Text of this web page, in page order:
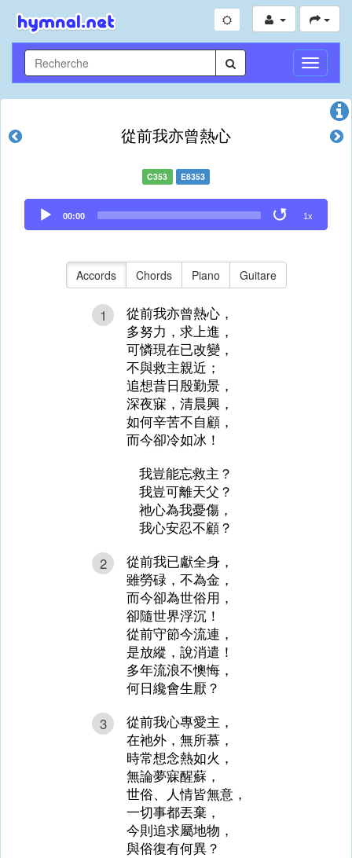
Toggle
從前我亦曾熱心
C353 E8353
Audio
Player
00:00 1x
Accords Chords Piano Guitare
1
從前我亦曾熱心，
多努力，求上進，
可憐現在已改變，
不與救主親近；
追想昔日殷勤景，
深夜寐，清晨興，
如何辛苦不自顧，
而今卻冷如冰！
我豈能忘救主？
我豈可離天父？
祂心為我憂傷，
我心安忍不顧？
2
從前我已獻全身，
雖勞碌，不為金，
而今卻為世俗用，
卻隨世界浮沉！
從前守節今流連，
是放縱，說消遣！
多年流浪不懊悔，
何日纔會生厭？
3
從前我心專愛主，
在祂外，無所慕，
時常想念熱如火，
無論夢寐醒蘇，
世俗、人情皆無意，
一切事都丟棄，
今則追求屬地物，
與俗復有何異？